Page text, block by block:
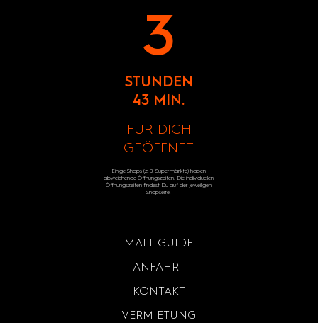
3
STUNDEN
43 MIN.
FÜR DICH
GEÖFFNET
Einige Shops (z.B. Supermärkte) haben
abweichende Öffnungszeiten. Die individuellen
Öffnungszeiten findest Du auf der jeweiligen
Shopseite.
MALL GUIDE
ANFAHRT
KONTAKT
VERMIETUNG